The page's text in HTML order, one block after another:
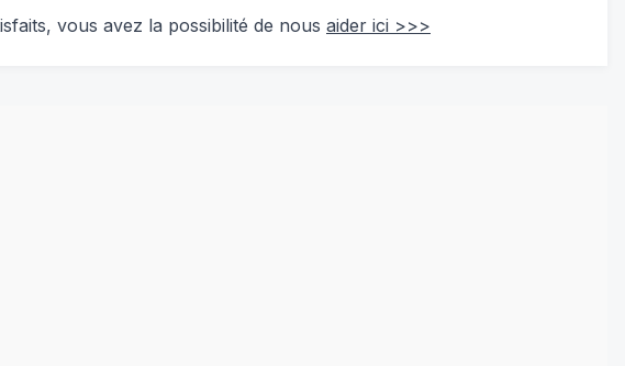
vous avez la possibilité de nous aider ici >>>